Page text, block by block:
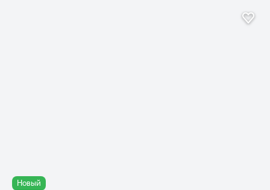
Новый